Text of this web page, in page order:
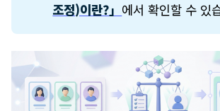
조정)이란?」 에서 확인할 수 있